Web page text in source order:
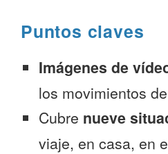
Puntos claves
Imágenes de
los movimientos
Cubre nueve
viaje, en casa, en